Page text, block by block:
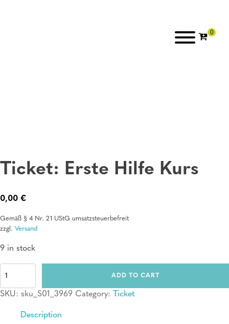
Ticket: Erste Hilfe Kurs
0,00 €
Gemäß § 4 Nr. 21 UStG umsatzsteuerbefreit
zzgl. Versand
9 in stock
Ticket:
Hilfe
quantity
ADD TO CART
SKU: sku_S01_3969 Category: Ticket
Description